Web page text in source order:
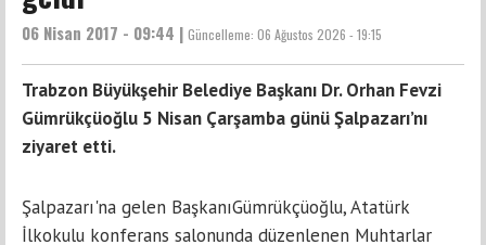
06 Nisan 2017 - 09:44 | Güncelleme: 06 Ağustos 2026 - 19:15
Trabzon Büyükşehir Belediye Başkanı Dr. Orhan Fevzi
Gümrükçüoğlu 5 Nisan Çarşamba günü Şalpazarı’nı
ziyaret etti.
Şalpazarı'na gelen BaşkanıGümrükçüoğlu, Atatürk
İlkokulu konferans salonunda düzenlenen Muhtarlar